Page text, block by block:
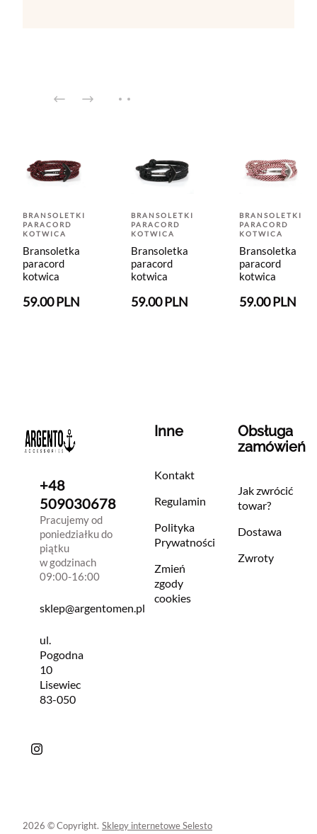
BRANSOLETKI
PARACORD
KOTWICA
Bransoletka
paracord
kotwica
59.00 PLN
BRANSOLETKI
PARACORD
KOTWICA
Bransoletka
paracord
kotwica
59.00 PLN
BRANSOLETKI
PARACORD
KOTWICA
Bransoletka
paracord
kotwica
59.00 PLN
+48
509030678
Pracujemy od
poniedziałku do
piątku
w godzinach
09:00-16:00
sklep@argentomen.pl
ul.
Pogodna
10
Lisewiec
83-050
Inne
Kontakt
Regulamin
Polityka
Prywatności
Zmień
zgody
cookies
Obsługa
zamówień
Jak zwrócić
towar?
Dostawa
Zwroty
2026 © Copyright. Sklepy internetowe Selesto